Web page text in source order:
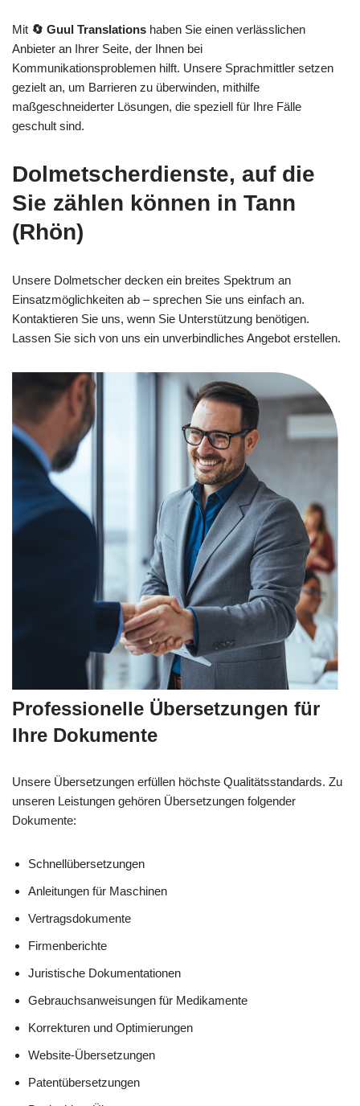
Mit 🔄 Guul Translations haben Sie einen verlässlichen
Anbieter an Ihrer Seite, der Ihnen bei
Kommunikationsproblemen hilft. Unsere Sprachmittler setzen
gezielt an, um Barrieren zu überwinden, mithilfe
maßgeschneiderter Lösungen, die speziell für Ihre Fälle
geschult sind.
Dolmetscherdienste, auf die
Sie zählen können in Tann
(Rhön)
Unsere Dolmetscher decken ein breites Spektrum an
Einsatzmöglichkeiten ab – sprechen Sie uns einfach an.
Kontaktieren Sie uns, wenn Sie Unterstützung benötigen.
Lassen Sie sich von uns ein unverbindliches Angebot erstellen.
Professionelle Übersetzungen für
Ihre Dokumente
Unsere Übersetzungen erfüllen höchste Qualitätsstandards. Zu
unseren Leistungen gehören Übersetzungen folgender
Dokumente:
Schnellübersetzungen
Anleitungen für Maschinen
Vertragsdokumente
Firmenberichte
Juristische Dokumentationen
Gebrauchsanweisungen für Medikamente
Korrekturen und Optimierungen
Website-Übersetzungen
Patentübersetzungen